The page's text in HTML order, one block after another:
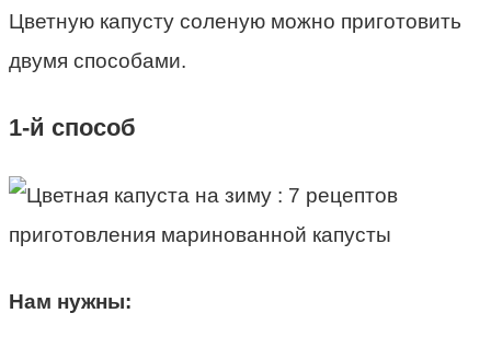
Цветную капусту соленую можно приготовить
двумя способами.
1-й способ
Нам нужны: